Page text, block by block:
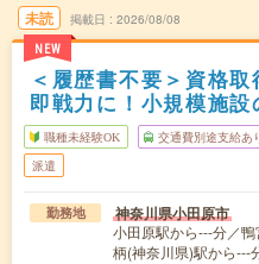
未読
NEW
掲載日 2026/08/08
＜履歴書不要＞資格
即戦力に！小規模施設
職種未経験OK 交通費別途支給あ
派遣
勤務地 神奈川県小田原市
小田原駅から---分／
柄(神奈川県)駅から---